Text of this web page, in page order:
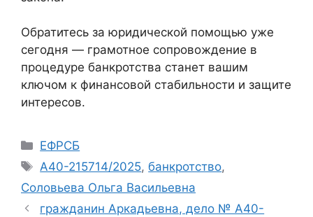
Обратитесь за юридической помощью уже
сегодня — грамотное сопровождение в
процедуре банкротства станет вашим
ключом к финансовой стабильности и защите
интересов.
Рубрики
ЕФРСБ
Метки
А40-215714/2025,банкротство,
Соловьева Ольга Васильевна
гражданин Аркадьевна, дело № А40-